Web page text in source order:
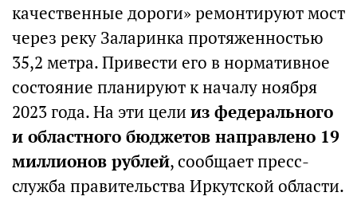
качественные дороги» ремонтируют мост
через реку Заларинка протяженностью
35,2 метра. Привести его в нормативное
состояние планируют к началу ноября
2023 года. На эти цели из федерального
и областного бюджетов направлено 19
миллионов рублей, сообщает пресс-
служба правительства Иркутской области.